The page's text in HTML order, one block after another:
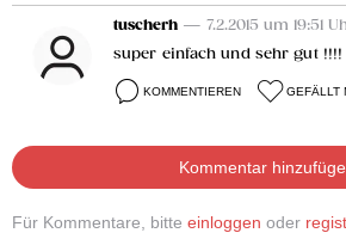
tuscherh — 7.2.2015 um 19:51
super einfach und sehr gut !!!!
KOMMENTIEREN GEFÄLLT
Kommentar
Für Kommentare, bitte einloggen oder